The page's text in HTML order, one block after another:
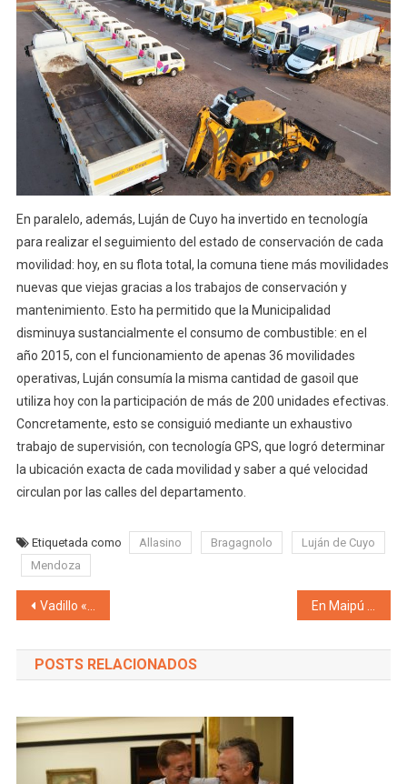
En paralelo, además, Luján de Cuyo ha invertido en tecnología
para realizar el seguimiento del estado de conservación de cada
movilidad: hoy, en su flota total, la comuna tiene más movilidades
nuevas que viejas gracias a los trabajos de conservación y
mantenimiento. Esto ha permitido que la Municipalidad
disminuya sustancialmente el consumo de combustible: en el
año 2015, con el funcionamiento de apenas 36 movilidades
operativas, Luján consumía la misma cantidad de gasoil que
utiliza hoy con la participación de más de 200 unidades efectivas.
Concretamente, esto se consiguió mediante un exhaustivo
trabajo de supervisión, con tecnología GPS, que logró determinar
la ubicación exacta de cada movilidad y saber a qué velocidad
circulan por las calles del departamento.
Etiquetada como Allasino Bragagnolo
Luján de Cuyo
Mendoza
Navegación de entradas
Vadillo «Ojo, a la hora de votar recordá que ni Suarez, Cornejo, ni De Marchi te defendieron estos 8 años del mal servicio de luz, agua, OSEP, salud, RTO, calles detonadas, fotomultas»
POSTS RELACIONADOS